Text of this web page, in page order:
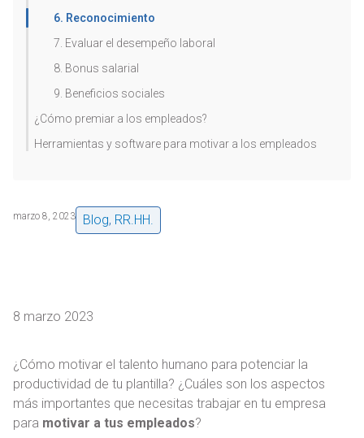
6. Reconocimiento
7. Evaluar el desempeño laboral
8. Bonus salarial
9. Beneficios sociales
¿Cómo premiar a los empleados?
Herramientas y software para motivar a los empleados
marzo 8, 2023 Blog, RR.HH.
8 marzo 2023
¿Cómo motivar el talento humano para potenciar la
productividad de tu plantilla? ¿Cuáles son los aspectos
más importantes que necesitas trabajar en tu empresa
para motivar a tus empleados?